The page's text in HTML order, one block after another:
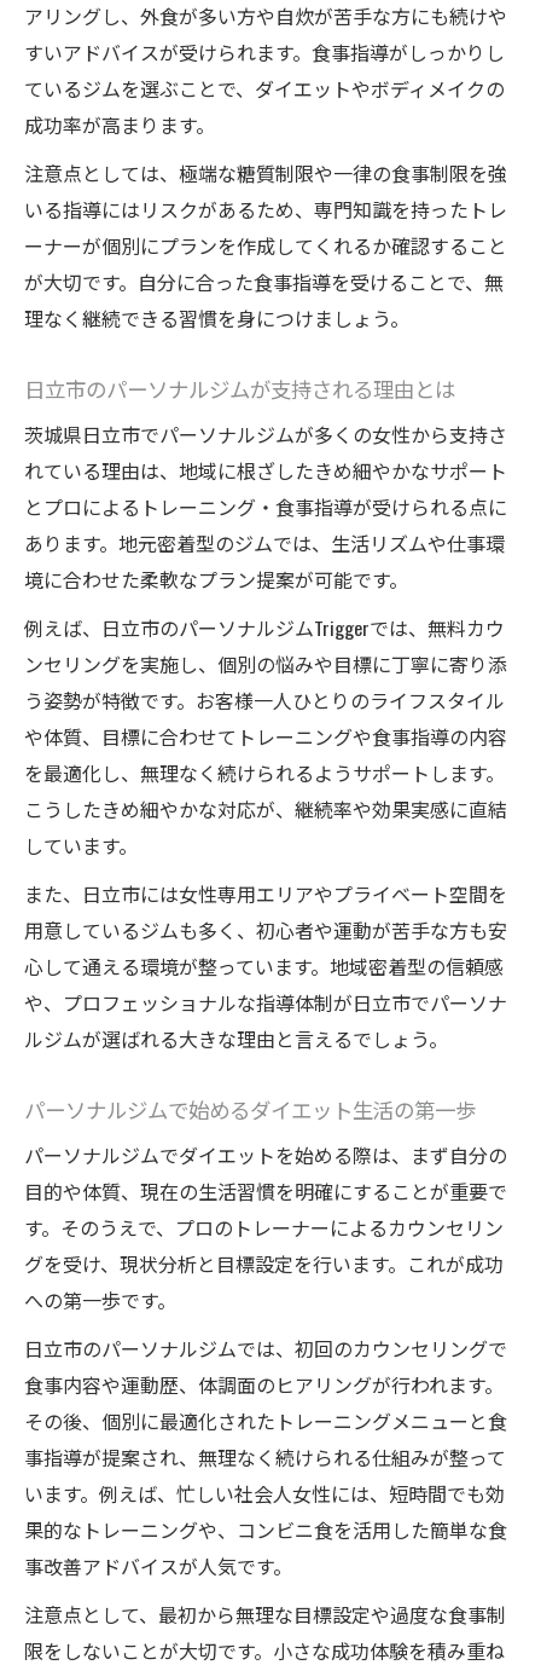
ト体験
効果的なダイエットなら食事指導とジム併用
パーソナルジムで実感する食事指導の相乗
効果
ダイエット成功に導くパーソナルジムの活
用術
パーソナルジムの食事指導と運動のベスト
バランス
継続しやすいジム併用で理想体型を目指す
パーソナルジムで無理なく減量する秘訣を
紹介
信頼できるトレーナー選びのポイントを解説
パーソナルジムで避けたいトレーナーの特
は
女性目線で考えるパーソナルジムのトレー
ナー選び
個別対応が魅力のパーソナルジムの見極め
方
初心者も安心できるトレーナーのサポート
パーソナルジムの食事指導で健康的に変わる理
食事指導で健康的な体質改善を実感できる
理由
るか
女性に嬉しい健康サポートの具体的な内容
パーソナルジムの食事指導は何が違うのか
生活全体を見直せる食事指導のメリット解
説
継続しやすいパーソナルジム通いのコツ
パーソナルジム通いを続けるための習慣化
方法
無理なく続くパーソナルジムのスケジュー
ル術
食事指導を活かした日常管理のポイント
女性が通いやすいパーソナルジムの工夫と
は
パーソナルジムで挫折しないコツを紹介
アリングし、外食が多い方や自炊が苦手な方にも続けや
すいアドバイスが受けられます。食事指導がしっかりし
ているジムを選ぶことで、ダイエットやボディメイクの
成功率が高まります。
注意点としては、極端な糖質制限や一律の食事制限を強
いる指導にはリスクがあるため、専門知識を持ったトレ
ーナーが個別にプランを作成してくれるか確認すること
が大切です。自分に合った食事指導を受けることで、無
理なく継続できる習慣を身につけましょう。
日立市のパーソナルジムが支持される理由とは
茨城県日立市でパーソナルジムが多くの女性から支持さ
れている理由は、地域に根ざしたきめ細やかなサポート
とプロによるトレーニング・食事指導が受けられる点に
あります。地元密着型のジムでは、生活リズムや仕事環
境に合わせた柔軟なプラン提案が可能です。
例えば、日立市のパーソナルジムTriggerでは、無料カウ
ンセリングを実施し、個別の悩みや目標に丁寧に寄り添
う姿勢が特徴です。お客様一人ひとりのライフスタイル
や体質、目標に合わせてトレーニングや食事指導の内容
を最適化し、無理なく続けられるようサポートします。
こうしたきめ細やかな対応が、継続率や効果実感に直結
しています。
また、日立市には女性専用エリアやプライベート空間を
用意しているジムも多く、初心者や運動が苦手な方も安
心して通える環境が整っています。地域密着型の信頼感
や、プロフェッショナルな指導体制が日立市でパーソナ
ルジムが選ばれる大きな理由と言えるでしょう。
パーソナルジムで始めるダイエット生活の第一歩
パーソナルジムでダイエットを始める際は、まず自分の
目的や体質、現在の生活習慣を明確にすることが重要で
す。そのうえで、プロのトレーナーによるカウンセリン
グを受け、現状分析と目標設定を行います。これが成功
への第一歩です。
日立市のパーソナルジムでは、初回のカウンセリングで
食事内容や運動歴、体調面のヒアリングが行われます。
その後、個別に最適化されたトレーニングメニューと食
事指導が提案され、無理なく続けられる仕組みが整って
います。例えば、忙しい社会人女性には、短時間でも効
果的なトレーニングや、コンビニ食を活用した簡単な食
事改善アドバイスが人気です。
注意点として、最初から無理な目標設定や過度な食事制
限をしないことが大切です。小さな成功体験を積み重ね